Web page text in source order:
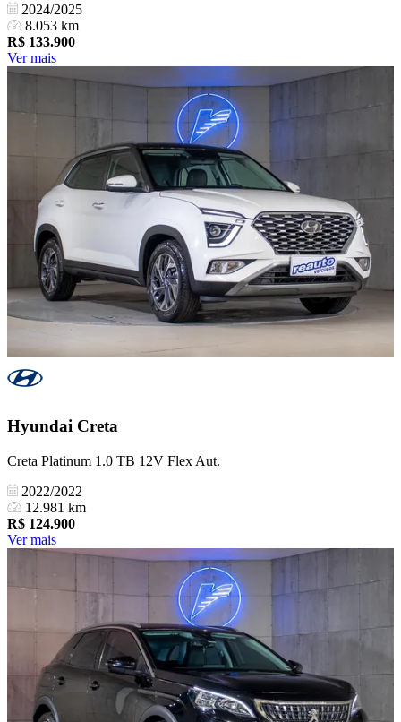
2024/2025
8.053 km
R$ 133.900
Ver mais
Hyundai Creta
Creta Platinum 1.0 TB 12V Flex Aut.
2022/2022
12.981 km
R$ 124.900
Ver mais